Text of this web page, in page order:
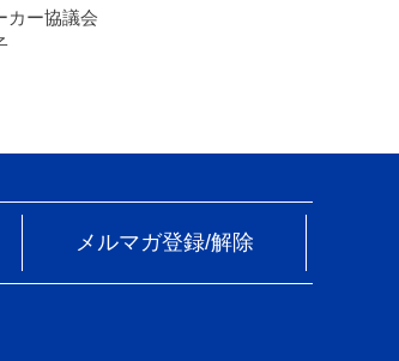
カー協議会
メルマガ登録/解除